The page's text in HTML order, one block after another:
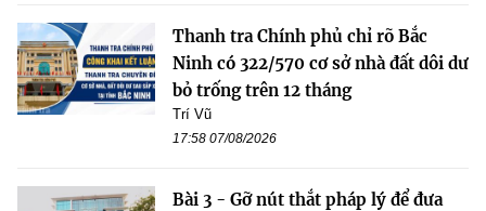
Thanh tra Chính phủ chỉ rõ Bắc
Ninh có 322/570 cơ sở nhà đất dôi dư
bỏ trống trên 12 tháng
Trí Vũ
17:58 07/08/2026
Bài 3 - Gỡ nút thắt pháp lý để đưa